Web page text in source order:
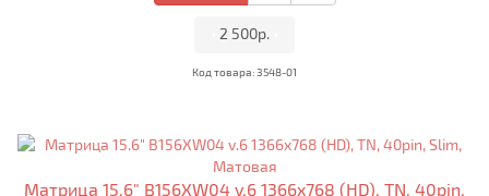
2 500р.
Код товара: 3548-01
Матрица 15.6" B156XW04 v.6 1366x768 (HD), TN, 40pin,